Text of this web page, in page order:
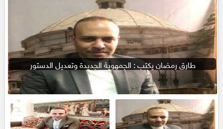
طارق رمضان يكتب : الجمهوية الجديدة وتعديل الدستور